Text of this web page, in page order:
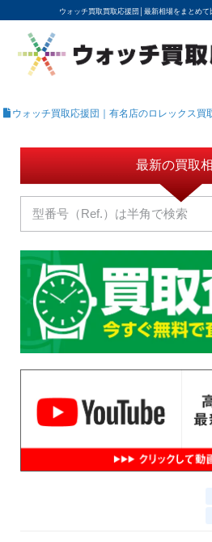
ウォッチ買取買取応援団│ 最新相場をまとめて
YouTubeで動画を公開中
ROLEXモデル名から買取相場を
高級時計ブランド名から買取相場
地域から買取店を探す
店舗名から買取店を探す
ブランド時計を高く売る方法
買取査定を依頼する
ウォッチ買取応援団｜有名店のロレックス買
最新の買取